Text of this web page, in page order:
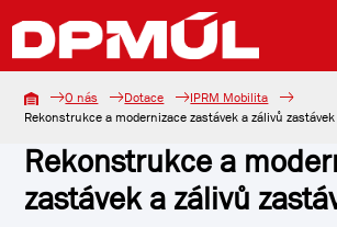
O nás Dotace
IPRM Mobilita
Rekonstrukce a modernizace zastávek a zálivů zastávek
Rekonstrukce a
zastávek a zálivů